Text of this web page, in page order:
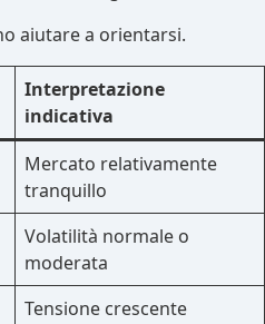
aiutare a orientarsi.
Interpretazione
indicativa
Mercato relativamente
tranquillo
Volatilità normale o
moderata
Tensione crescente